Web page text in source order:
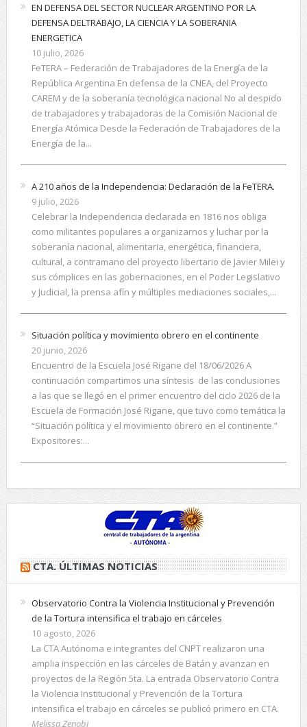
EN DEFENSA DEL SECTOR NUCLEAR ARGENTINO POR LA
DEFENSA DELTRABAJO, LA CIENCIA Y LA SOBERANIA
ENERGETICA
10 julio, 2026
FeTERA – Federación de Trabajadores de la Energía de la
República Argentina En defensa de la CNEA, del Proyecto
CAREM y de la soberanía tecnológica nacional No al despido
de trabajadores y trabajadoras de la Comisión Nacional de
Energía Atómica Desde la Federación de Trabajadores de la
Energía de la...
A 210 años de la Independencia: Declaración de la FeTERA.
9 julio, 2026
Celebrar la Independencia declarada en 1816 nos obliga
como militantes populares a organizarnos y luchar por la
soberanía nacional, alimentaria, energética, financiera,
cultural, a contramano del proyecto libertario de Javier Milei y
sus cómplices en las gobernaciones, en el Poder Legislativo
y Judicial, la prensa afín y múltiples mediaciones sociales,...
Situación política y movimiento obrero en el continente
20 junio, 2026
Encuentro de la Escuela José Rigane del 18/06/2026 A
continuación compartimos una síntesis de las conclusiones
a las que se llegó en el primer encuentro del ciclo 2026 de la
Escuela de Formación José Rigane, que tuvo como temática la
“Situación política y el movimiento obrero en el continente.”
Expositores:...
CTA. ÚLTIMAS NOTICIAS
Observatorio Contra la Violencia Institucional y Prevención
de la Tortura intensifica el trabajo en cárceles
10 agosto, 2026
La CTA Autónoma e integrantes del CNPT realizaron una
amplia inspección en las cárceles de Batán y avanzan en
proyectos de la Región 5ta. La entrada Observatorio Contra
la Violencia Institucional y Prevención de la Tortura
intensifica el trabajo en cárceles se publicó primero en CTA.
Melissa Zenobi